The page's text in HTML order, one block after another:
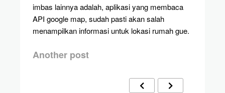
imbas lainnya adalah, aplikasi yang membaca
API google map, sudah pasti akan salah
menampilkan informasi untuk lokasi rumah gue.
Another post